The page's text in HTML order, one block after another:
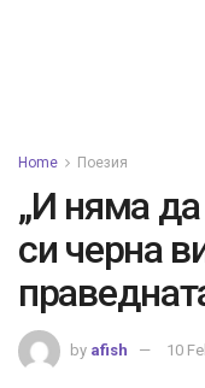
Home Поезия
„И няма
си черна
by afish 10